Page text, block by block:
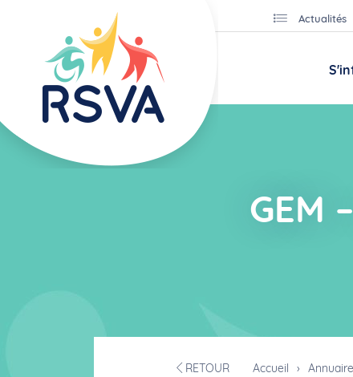
Actualités
GEM
RETOUR Accueil › Annuaire